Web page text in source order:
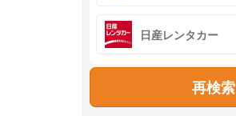
日産レンタカー
再検索